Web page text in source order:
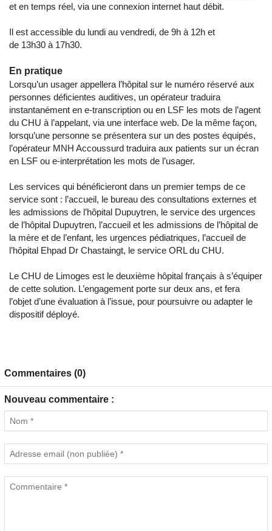
et en temps réel, via une connexion internet haut débit.
Il est accessible du lundi au vendredi, de 9h à 12h et
de 13h30 à 17h30.
En pratique
Lorsqu’un usager appellera l’hôpital sur le numéro réservé aux
personnes déficientes auditives, un opérateur traduira
instantanément en e-transcription ou en LSF les mots de l’agent
du CHU à l’appelant, via une interface web. De la même façon,
lorsqu’une personne se présentera sur un des postes équipés,
l’opérateur MNH Accoussurd traduira aux patients sur un écran
en LSF ou e-interprétation les mots de l’usager.
Les services qui bénéficieront dans un premier temps de ce
service sont : l’accueil, le bureau des consultations externes et
les admissions de l’hôpital Dupuytren, le service des urgences
de l’hôpital Dupuytren, l’accueil et les admissions de l’hôpital de
la mère et de l’enfant, les urgences pédiatriques, l’accueil de
l’hôpital Ehpad Dr Chastaingt, le service ORL du CHU.
Le CHU de Limoges est le deuxième hôpital français à s’équiper
de cette solution. L’engagement porte sur deux ans, et fera
l’objet d’une évaluation à l’issue, pour poursuivre ou adapter le
dispositif déployé.
Commentaires (0)
Nouveau commentaire :